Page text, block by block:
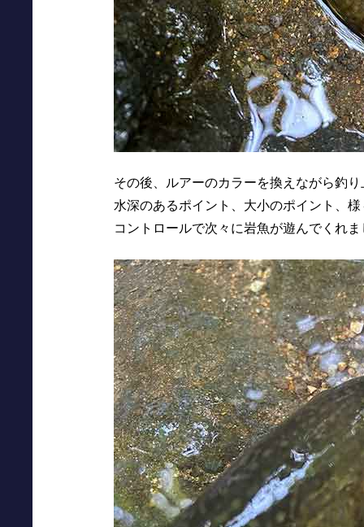
その後、ルアーのカラーを換えながら釣
水深のあるポイント、大小のポイント、
コントロールで次々に岩魚が遊んでくれま